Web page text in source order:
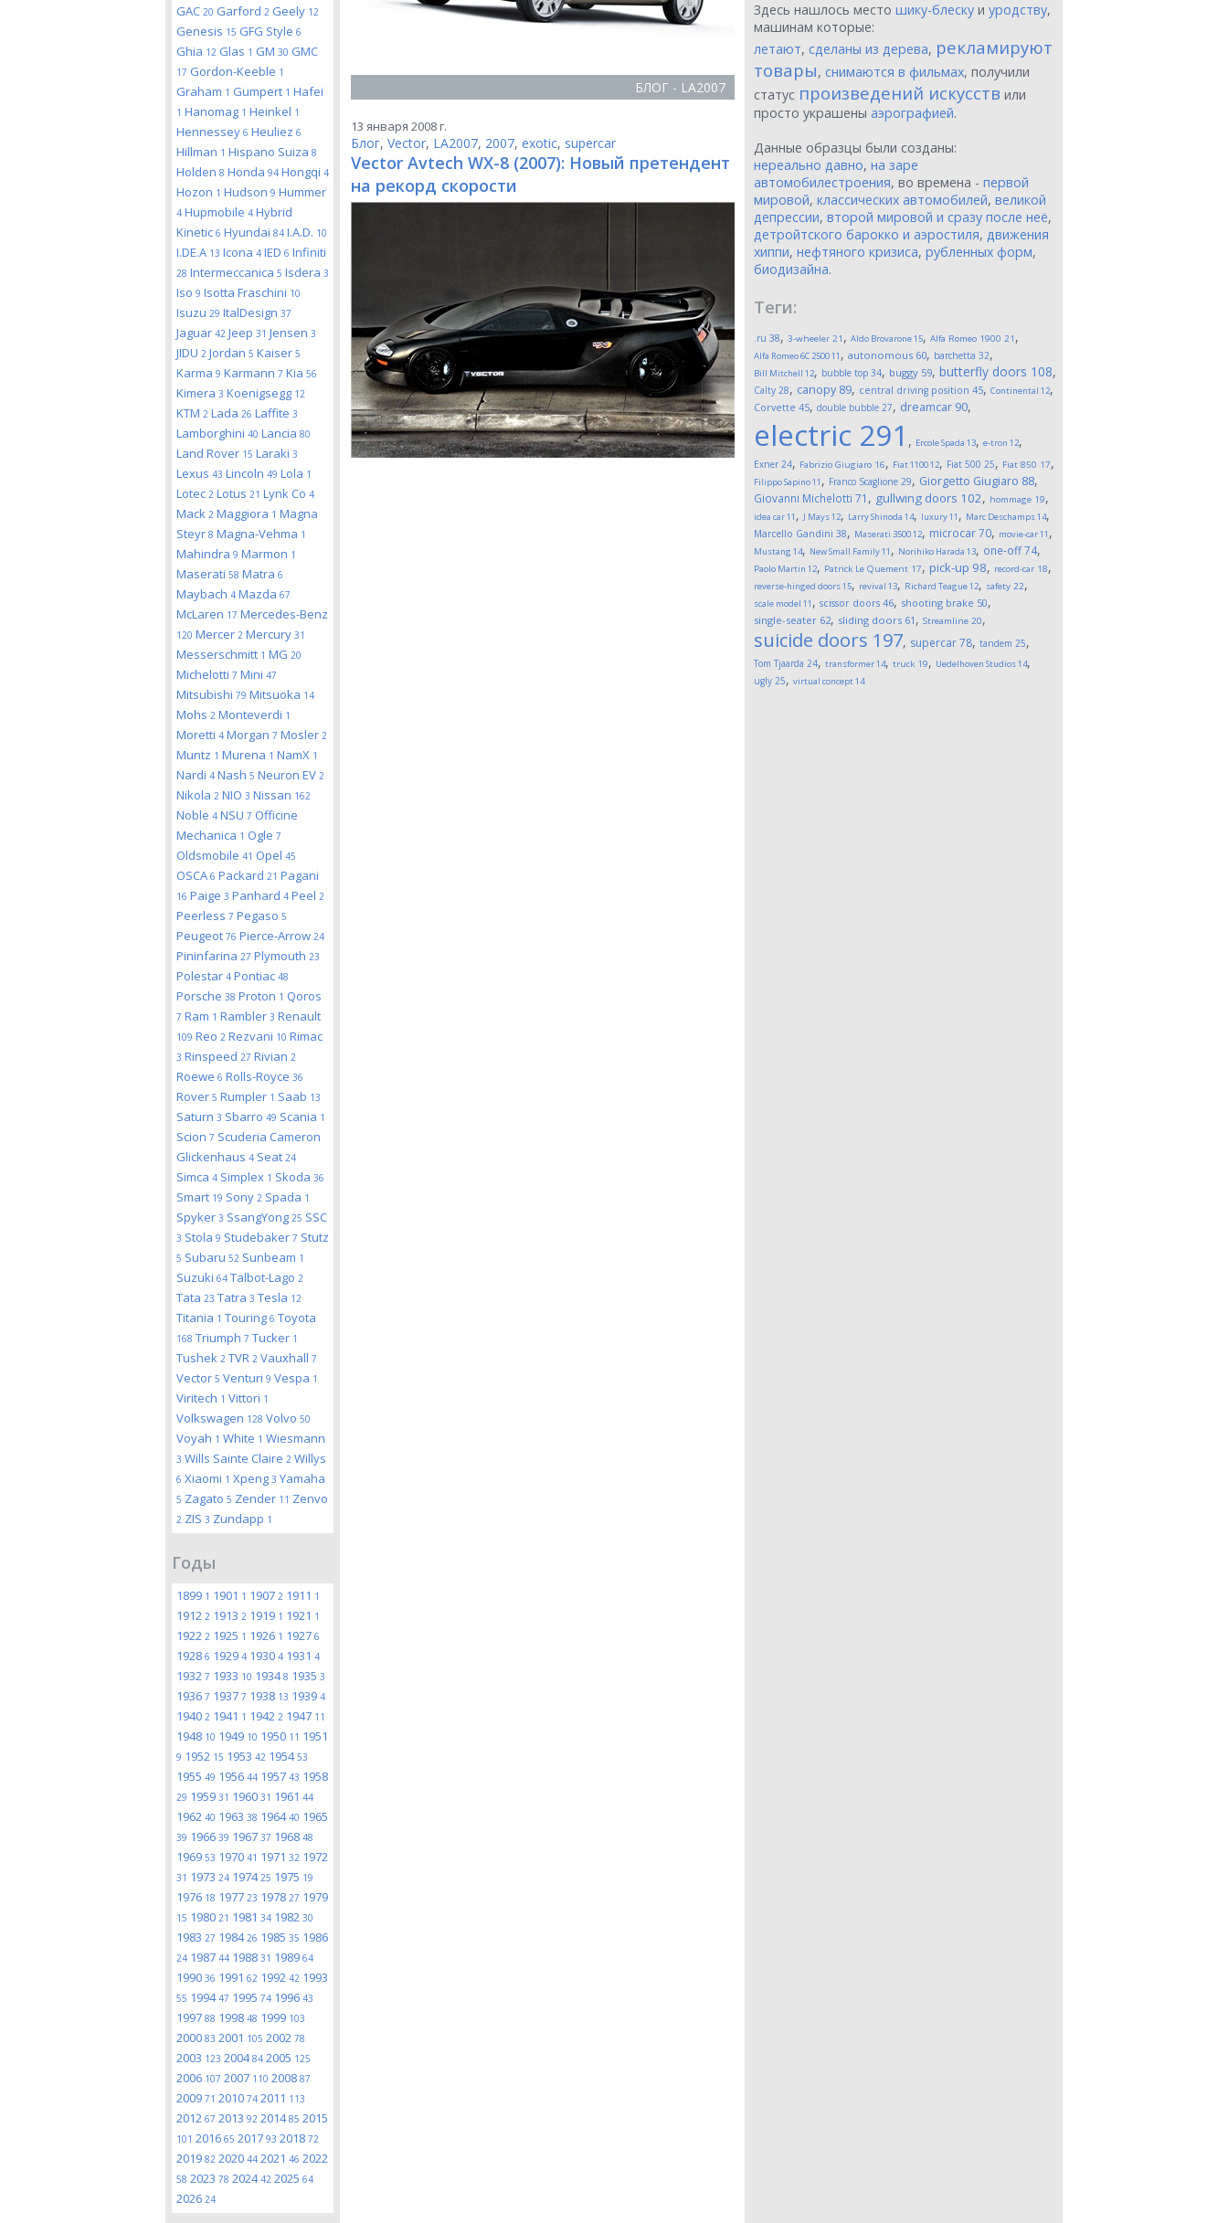
GAC 20 Garford 2 Geely 12
Genesis 15 GFG Style 6
Ghia 12 Glas 1 GM 30 GMC
17 Gordon-Keeble 1
Graham 1 Gumpert 1 Hafei
1 Hanomag 1 Heinkel 1
Hennessey 6 Heuliez 6
Hillman 1 Hispano Suiza 8
Holden 8 Honda 94 Hongqi 4
Hozon 1 Hudson 9 Hummer
4 Hupmobile 4 Hybrid
Kinetic 6 Hyundai 84 I.A.D. 10
I.DE.A 13 Icona 4 IED 6 Infiniti
28 Intermeccanica 5 Isdera 3
Iso 9 Isotta Fraschini 10
Isuzu 29 ItalDesign 37
Jaguar 42 Jeep 31 Jensen 3
JIDU 2 Jordan 5 Kaiser 5
Karma 9 Karmann 7 Kia 56
Kimera 3 Koenigsegg 12
KTM 2 Lada 26 Laffite 3
Lamborghini 40 Lancia 80
Land Rover 15 Laraki 3
Lexus 43 Lincoln 49 Lola 1
Lotec 2 Lotus 21 Lynk Co 4
Mack 2 Maggiora 1 Magna
Steyr 8 Magna-Vehma 1
Mahindra 9 Marmon 1
Maserati 58 Matra 6
Maybach 4 Mazda 67
McLaren 17 Mercedes-Benz
120 Mercer 2 Mercury 31
Messerschmitt 1 MG 20
Michelotti 7 Mini 47
Mitsubishi 79 Mitsuoka 14
Mohs 2 Monteverdi 1
Moretti 4 Morgan 7 Mosler 2
Muntz 1 Murena 1 NamX 1
Nardi 4 Nash 5 Neuron EV 2
Nikola 2 NIO 3 Nissan 162
Noble 4 NSU 7 Officine
Mechanica 1 Ogle 7
Oldsmobile 41 Opel 45
OSCA 6 Packard 21 Pagani
16 Paige 3 Panhard 4 Peel 2
Peerless 7 Pegaso 5
Peugeot 76 Pierce-Arrow 24
Pininfarina 27 Plymouth 23
Polestar 4 Pontiac 48
Porsche 38 Proton 1 Qoros
7 Ram 1 Rambler 3 Renault
109 Reo 2 Rezvani 10 Rimac
3 Rinspeed 27 Rivian 2
Roewe 6 Rolls-Royce 36
Rover 5 Rumpler 1 Saab 13
Saturn 3 Sbarro 49 Scania 1
Scion 7 Scuderia Cameron
Glickenhaus 4 Seat 24
Simca 4 Simplex 1 Skoda 36
Smart 19 Sony 2 Spada 1
Spyker 3 SsangYong 25 SSC
3 Stola 9 Studebaker 7 Stutz
5 Subaru 52 Sunbeam 1
Suzuki 64 Talbot-Lago 2
Tata 23 Tatra 3 Tesla 12
Titania 1 Touring 6 Toyota
168 Triumph 7 Tucker 1
Tushek 2 TVR 2 Vauxhall 7
Vector 5 Venturi 9 Vespa 1
Viritech 1 Vittori 1
Volkswagen 128 Volvo 50
Voyah 1 White 1 Wiesmann
3 Wills Sainte Claire 2 Willys
6 Xiaomi 1 Xpeng 3 Yamaha
5 Zagato 5 Zender 11 Zenvo
2 ZIS 3 Zundapp 1
Годы
1899 1 1901 1 1907 2 1911 1
1912 2 1913 2 1919 1 1921 1
1922 2 1925 1 1926 1 1927 6
1928 6 1929 4 1930 4 1931 4
1932 7 1933 10 19348 1935 3
1936 7 1937 7 1938 13 1939 4
1940 2 1941 1 1942 2 1947 11
1948 10 1949 10 1950 11 1951
9 1952 15 1953 42 195453
1955 49 1956 44 1957 43 1958
29 1959 31 1960 31 1961 44
1962 40 1963 38 196440 1965
39 1966 39 1967 37 1968 48
1969 53 1970 41 1971 32 1972
31 1973 24 197425 1975 19
1976 18 1977 23 1978 27 1979
15 1980 21 1981 34 1982 30
1983 27 198426 1985 35 1986
24 1987 44 1988 31 1989 64
1990 36 1991 62 1992 42 1993
55 199447 1995 74 1996 43
1997 88 1998 48 1999 103
2000 83 2001 105 2002 78
2003 123 200484 2005 125
2006 107 2007 110 2008 87
2009 71 2010 74 2011 113
2012 67 2013 92 201485 2015
101 2016 65 2017 93 2018 72
2019 82 2020 44 2021 46 2022
58 2023 78 202442 2025 64
2026 24
БЛОГ - LA2007
13 января 2008 г.
Блог, Vector, LA2007, 2007, exotic, supercar
Vector Avtech WX-8 (2007): Новый претендент
на рекорд скорости
Здесь нашлось место шику-блеску и уродству,
машинам которые:
летают, сделаны из дерева, рекламируют
товары, снимаются в фильмах, получили
статус произведений искусств или
просто украшены аэрографией.
Данные образцы были созданы:
нереально давно, на заре
автомобилестроения, во времена - первой
мировой, классических автомобилей, великой
депрессии, второй мировой и сразу после неё,
детройтского барокко и аэростиля, движения
хиппи, нефтяного кризиса, рубленных форм,
биодизайна.
Теги:
.ru 38, 3-wheeler 21 , Aldo Brovarone15, Alfa Romeo 1900 21 ,
Alfa Romeo 6C 250011 , autonomous 60, barchetta 32,
Bill Mitchell 12, bubble top 34, buggy 59, butterfly doors 108,
Calty 28, canopy 89, central driving position 45, Continental 12,
Corvette 45, double bubble 27, dreamcar 90,
electric 291 , Ercole Spada 13, e-tron 12,
Exner 24, Fabrizio Giugiaro 16, Fiat 110012, Fiat 500 25, Fiat 850 17,
Filippo Sapino11 , Franco Scaglione 29, Giorgetto Giugiaro 88,
Giovanni Michelotti 71 , gullwing doors 102, hommage 19,
idea car11 , J Mays12, Larry Shinoda 14, luxury11 , Marc Deschamps14,
Marcello Gandini 38, Maserati 350012, microcar70, movie-car11 ,
Mustang 14, New Small Family11 , Norihiko Harada 13, one-off74,
Paolo Martin 12, Patrick Le Quement 17, pick-up 98, record-car 18,
reverse-hinged doors15, revival 13, Richard Teague12, safety 22,
scale model 11 , scissor doors 46, shooting brake 50,
single-seater 62, sliding doors 61 , Streamline 20,
suicide doors 197, supercar78, tandem 25,
Tom Tjaarda 24, transformer14, truck 19, Uedelhoven Studios14,
ugly 25, virtual concept14